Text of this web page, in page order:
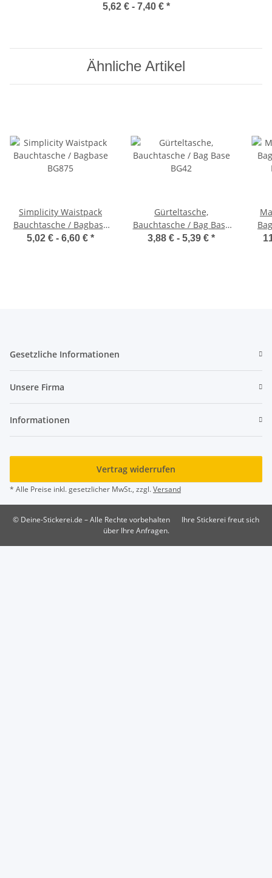
5,62 € - 7,40 € *
Ähnliche Artikel
Simplicity Waistpack
Bauchtasche / Bagbase
BG875
5,02 € - 6,60 € *
Gürteltasche,
Bauchtasche / Bag Base
BG42
3,88 € - 5,39 € *
Gesetzliche Informationen
Unsere Firma
Informationen
Vertrag widerrufen
* Alle Preise inkl. gesetzlicher MwSt., zzgl.Versand
© Deine-Stickerei.de – Alle Rechte vorbehalten
Ihre Stickerei freut sich
über Ihre Anfragen.